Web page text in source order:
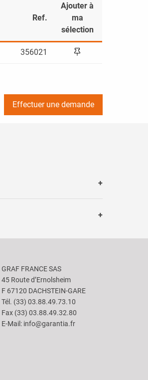
Ref.
Ajouter à
ma
sélection
356021
Effectuer une demande
GRAF FRANCE SAS
45 Route d’Ernolsheim
F 67120 DACHSTEIN-GARE
Tél. (33) 03.88.49.73.10
Fax (33) 03.88.49.32.80
E-Mail: info@garantia.fr